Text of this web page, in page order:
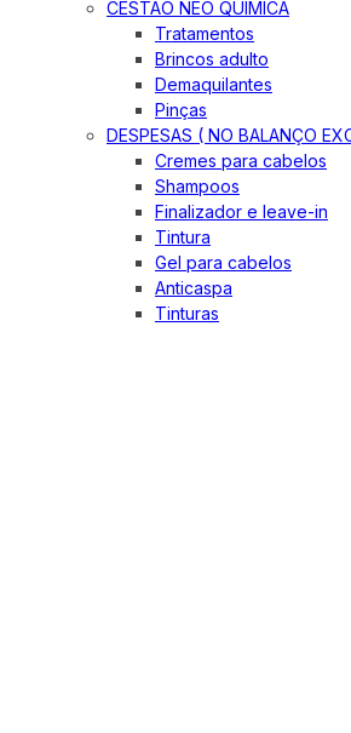
CESTÃO NEO QUIMICA
Tratamentos
Brincos adulto
Demaquilantes
Pinças
DESPESAS ( NO BALANÇO
Cremes para cabelos
Shampoos
Finalizador e leave-in
Tintura
Gel para cabelos
Anticaspa
Tinturas